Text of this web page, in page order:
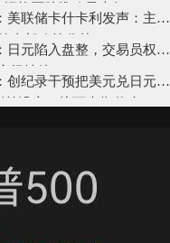
据能否助推欧元上行？
美联储卡什卡利发声：主张
内部政策分歧
日元陷入盘整，交易员权衡
场情绪
创纪录干预把美元兑日元拉